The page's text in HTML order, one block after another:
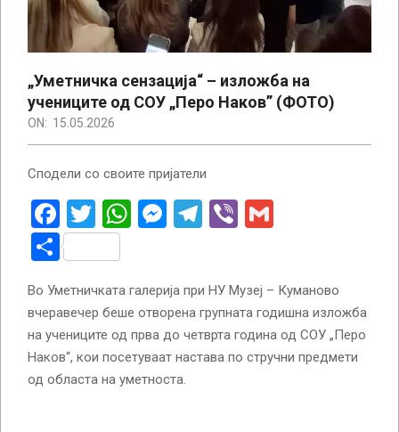
„Уметничка сензација“ – изложба на
учениците од СОУ „Перо Наков” (ФОТО)
ON: 15.05.2026
Сподели со своите пријатели
Facebook
Twitter
WhatsApp
Messenger
Telegram
Viber
Share
Во Уметничката галерија при НУ Музеј – Куманово
вчеравечер беше отворена групната годишна изложба
на учениците од прва до четврта година од СОУ „Перо
Наков“, кои посетуваат настава по стручни предмети
од областа на уметноста.